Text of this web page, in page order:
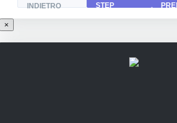
INDIETRO
STEP
×